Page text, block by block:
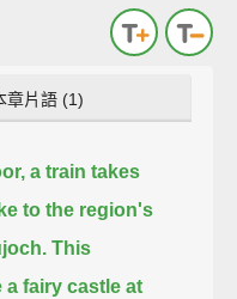
章片語 (1)
a train takes
to the region's
This
fairy castle at